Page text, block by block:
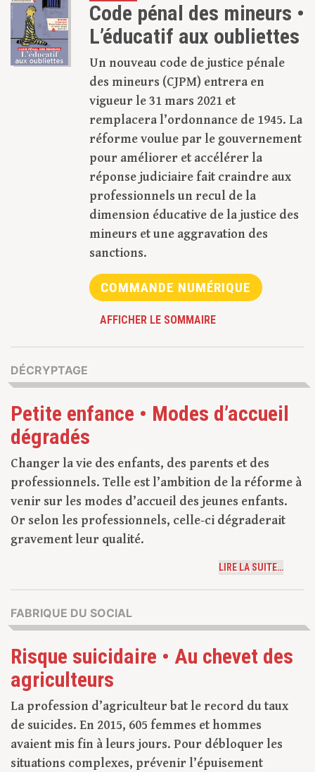
Code pénal des mineurs •
L’éducatif aux oubliettes
Un nouveau code de justice pénale
des mineurs (CJPM) entrera en
vigueur le 31 mars 2021 et
remplacera l’ordonnance de 1945. La
réforme voulue par le gouvernement
pour améliorer et accélérer la
réponse judiciaire fait craindre aux
professionnels un recul de la
dimension éducative de la justice des
mineurs et une aggravation des
sanctions.
COMMANDE NUMÉRIQUE
AFFICHER LE SOMMAIRE
DÉCRYPTAGE
Petite enfance • Modes d’accueil
dégradés
Changer la vie des enfants, des parents et des
professionnels. Telle est l’ambition de la réforme à
venir sur les modes d’accueil des jeunes enfants.
Or selon les professionnels, celle-ci dégraderait
gravement leur qualité.
LIRE LA SUITE…
FABRIQUE DU SOCIAL
Risque suicidaire • Au chevet des
agriculteurs
La profession d’agriculteur bat le record du taux
de suicides. En 2015, 605 femmes et hommes
avaient mis fin à leurs jours. Pour débloquer les
situations complexes, prévenir l’épuisement